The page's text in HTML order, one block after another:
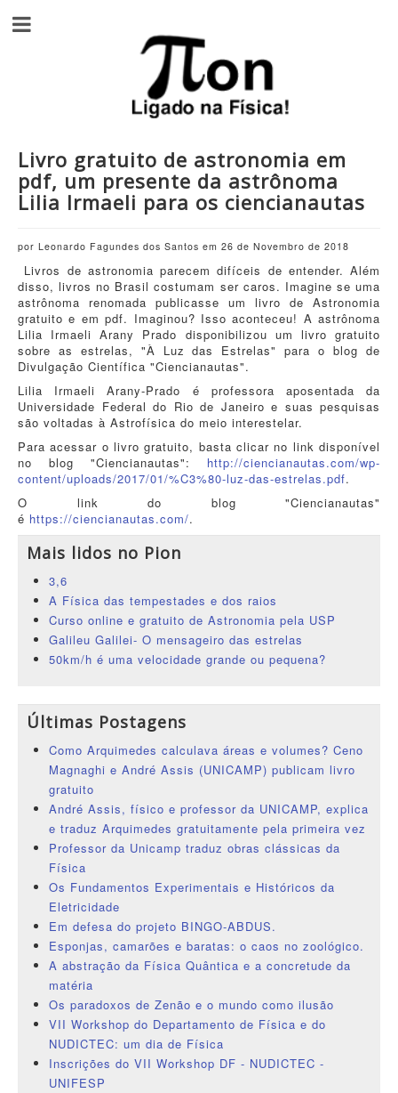
Livro gratuito de astronomia em
pdf, um presente da astrônoma
Lilia Irmaeli para os ciencianautas
por Leonardo Fagundes dos Santos em 26 de Novembro de 2018
Livros de astronomia parecem difíceis de entender. Além
disso, livros no Brasil costumam ser caros. Imagine se uma
astrônoma renomada publicasse um livro de Astronomia
gratuito e em pdf. Imaginou? Isso aconteceu! A astrônoma
Lilia Irmaeli Arany Prado disponibilizou um livro gratuito
sobre as estrelas, "À Luz das Estrelas" para o blog de
Divulgação Científica "Ciencianautas".
Lilia Irmaeli Arany-Prado é professora aposentada da
Universidade Federal do Rio de Janeiro e suas pesquisas
são voltadas à Astrofísica do meio interestelar.
Para acessar o livro gratuito, basta clicar no link disponível
no blog "Ciencianautas": http://ciencianautas.com/wp-
content/uploads/2017/01/%C3%80-luz-das-estrelas.pdf.
O link do blog "Ciencianautas"
é https://ciencianautas.com/.
Mais lidos no Pion
3,6
A Física das tempestades e dos raios
Curso online e gratuito de Astronomia pela USP
Galileu Galilei- O mensageiro das estrelas
50km/h é uma velocidade grande ou pequena?
Últimas Postagens
Como Arquimedes calculava áreas e volumes? Ceno
Magnaghi e André Assis (UNICAMP) publicam livro
gratuito
André Assis, físico e professor da UNICAMP, explica
e traduz Arquimedes gratuitamente pela primeira vez
Professor da Unicamp traduz obras clássicas da
Física
Os Fundamentos Experimentais e Históricos da
Eletricidade
Em defesa do projeto BINGO-ABDUS.
Esponjas, camarões e baratas: o caos no zoológico.
A abstração da Física Quântica e a concretude da
matéria
Os paradoxos de Zenão e o mundo como ilusão
VII Workshop do Departamento de Física e do
NUDICTEC: um dia de Física
Inscrições do VII Workshop DF - NUDICTEC -
UNIFESP